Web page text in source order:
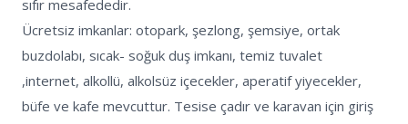
sıfır mesafededir.
Ücretsiz imkanlar: otopark, şezlong, şemsiye, ortak
buzdolabı, sıcak- soğuk duş imkanı, temiz tuvalet
,internet, alkollü, alkolsüz içecekler, aperatif yiyecekler,
büfe ve kafe mevcuttur. Tesise çadır ve karavan için giriş